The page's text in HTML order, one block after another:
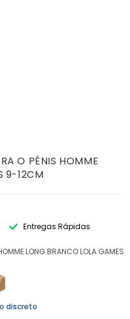
O PÉNIS HOMME
9-12CM
Entregas Rápidas
LONG BRANCO LOLA GAMES
discreto